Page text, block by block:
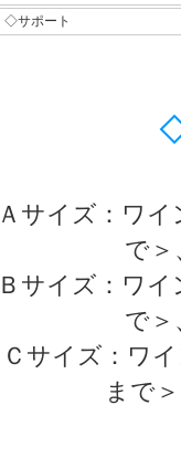
◇サポート
Ａサイズ：ワ
で
Ｂサイズ：ワ
で
Ｃサイズ：ワ
まで